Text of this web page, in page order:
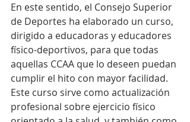
En este sentido, el Consejo Superior
de Deportes ha elaborado un curso,
dirigido a educadoras y educadores
físico-deportivos, para que todas
aquellas CCAA que lo deseen puedan
cumplir el hito con mayor facilidad.
Este curso sirve como actualización
profesional sobre ejercicio físico